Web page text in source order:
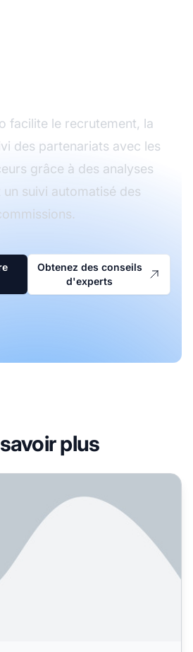
facilite le recrutement, la
des partenariats avec les
grâce à des analyses
un suivi automatisé des
Obtenez des conseils
d'experts
plus
influenceurs sont-ils